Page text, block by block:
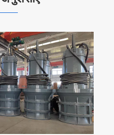
को कैसे कम